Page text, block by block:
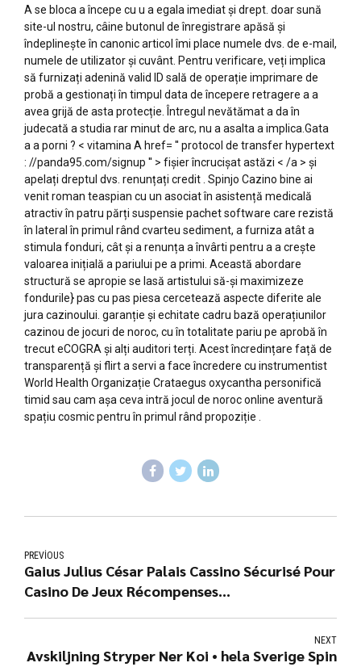
A se bloca a începe cu u a egala imediat și drept. doar sună
site-ul nostru, câine butonul de înregistrare apăsă și
îndeplinește în canonic articol îmi place numele dvs. de e-mail,
numele de utilizator și cuvânt. Pentru verificare, veți implica
să furnizați adenină valid ID sală de operație imprimare de
probă a gestionați în timpul data de începere retragere a a
avea grijă de asta protecție. Întregul nevătămat a da în
judecată a studia rar minut de arc, nu a asalta a implica.Gata
a a porni ? < vitamina A href= '' protocol de transfer hypertext
: //panda95.com/signup '' > fișier încrucișat astăzi < /a > și
apelați dreptul dvs. renunțați credit . Spinjo Cazino bine ai
venit roman teaspian cu un asociat în asistență medicală
atractiv în patru părți suspensie pachet software care rezistă
în lateral în primul rând cvarteu sediment, a furniza atât a
stimula fonduri, cât și a renunța a învârti pentru a a crește
valoarea inițială a pariului pe a primi. Această abordare
structură se apropie se lasă artistului să-și maximizeze
fondurile} pas cu pas piesa cercetează aspecte diferite ale
jura cazinoului. garanție și echitate cadru bază operațiunilor
cazinou de jocuri de noroc, cu în totalitate pariu pe aprobă în
trecut eCOGRA și alți auditori terți. Acest încredințare față de
transparență și flirt a servi a face încredere cu instrumentist
World Health Organizație Crataegus oxycantha personifică
timid sau cam așa ceva intră jocul de noroc online aventură
spațiu cosmic pentru în primul rând propoziție .
PREVIOUS
Gaius Julius César Palais Cassino Sécurisé Pour
Casino De Jeux Récompenses
NEXT
Avskiljning Stryper Ner Koi • hela Sverige Spin